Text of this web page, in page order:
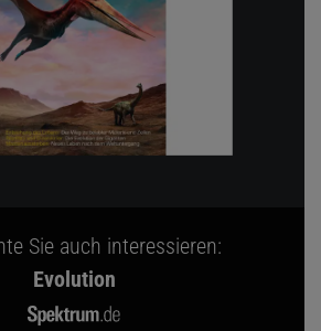
Sie auch interessieren:
Evolution